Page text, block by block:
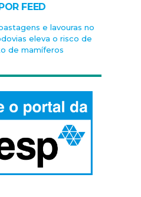
FEED
e lavouras no
eleva o risco de
de mamíferos